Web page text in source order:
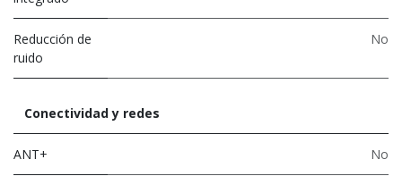
Reducción de
ruido
No
Conectividad y redes
ANT+ No